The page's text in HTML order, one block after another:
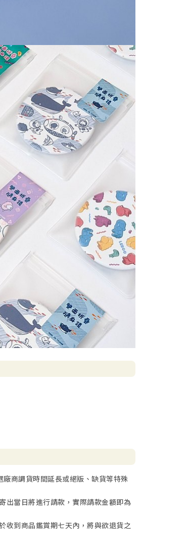
商調貨時間延長或絕版、缺貨等特殊
出當日將進行請款，實際請款金額即為
收到商品鑑賞期七天內，將與欲退貨之